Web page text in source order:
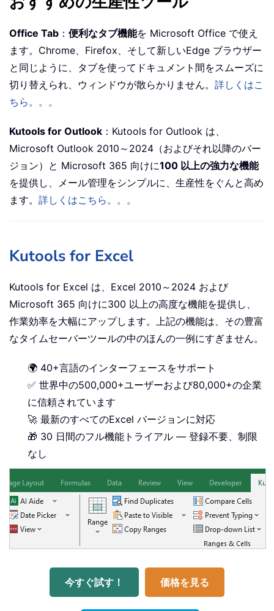
Office Tab ： 便利なタブ機能を Microsoft Office で使え
ます。Chrome、Firefox、そして新しいEdge ブラウザー
と同じように、タブを使ってドキュメント間をスムーズに
切り替えられ、ウィンドウが散らかりません。 詳しくはこ
ちら。。。
Kutools for Outlook ：Kutools for Outlook は、
Microsoft Outlook 2010～2024（およびそれ以降のバー
ジョン）と Microsoft 365 向けに100 以上の強力な機能
を提供し、メール管理をシンプルに、生産性をぐんと高め
ます。 詳しくはこちら。。。
Kutools for Excel
Kutools for Excel は、Excel 2010～2024 および
Microsoft 365 向けに300 以上の高度な機能を提供し、
作業効率を大幅にアップします。上記の機能は、その豊富
なタイムセーバーツールの中のほんの一例にすぎません。
🌍 40+言語のインターフェースをサポート
✅ 世界中の500,000+ユーザーおよび80,000+の企業
に信頼されています
🚀 最新のすべてのExcel バージョンに対応
🎁 30 日間のフル機能トライアル — 登録不要、制限
なし
今すぐ試す！ 価格を見る